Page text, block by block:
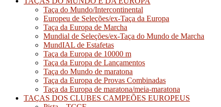
Taça do Mundo/Intercontinental
Europeu de Seleções/ex-Taça da Europa
Taça da Europa de Marcha
Mundial de Seleções/ex-Taça do Mundo de Marcha
MundIAL de Estafetas
Taça da Europa de 10000 m
Taça da Europa de Lançamentos
Taça do Mundo de maratona
Taça da Europa de Provas Combinadas
Taça da Europa de maratona/meia-maratona
TAÇAS DOS CLUBES CAMPEÕES EUROPEUS